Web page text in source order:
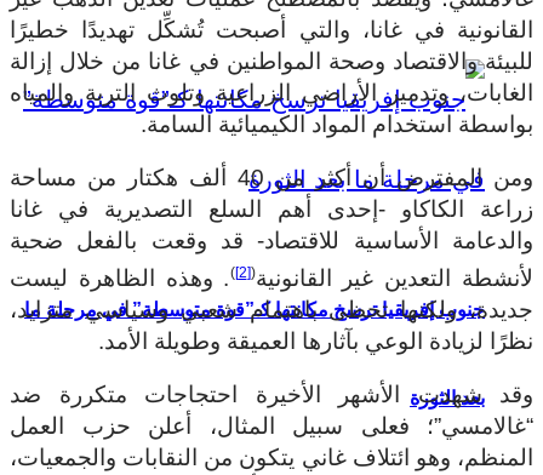
جنوب إفريقيا ترسخ مكانتها كـ”قوة متوسطة” في مرحلة ما
بعد الثورة
القانونية في غانا، والتي أصبحت تُشكِّل تهديدًا خطيرًا
للبيئة والاقتصاد وصحة المواطنين في غانا من خلال إزالة
الغابات، وتدمير الأراضي الزراعية وتلوث التربة والمياه
بواسطة استخدام المواد الكيميائية السامة.
ومن المفترض أن أكثر من 40 ألف هكتار من مساحة
زراعة الكاكاو -إحدى أهم السلع التصديرية في غانا
والدعامة الأساسية للاقتصاد- قد وقعت بالفعل ضحية
لأنشطة التعدين غير القانونية(
[2]
). وهذه الظاهرة ليست
جديدة، ولكنها تحظى باهتمام شعبي وسياسي متزايد،
نظرًا لزيادة الوعي بآثارها العميقة وطويلة الأمد.
وقد شهدت الأشهر الأخيرة احتجاجات متكررة ضد
“غالامسي”؛ فعلى سبيل المثال، أعلن حزب العمل
المنظم، وهو ائتلاف غاني يتكون من النقابات والجمعيات،